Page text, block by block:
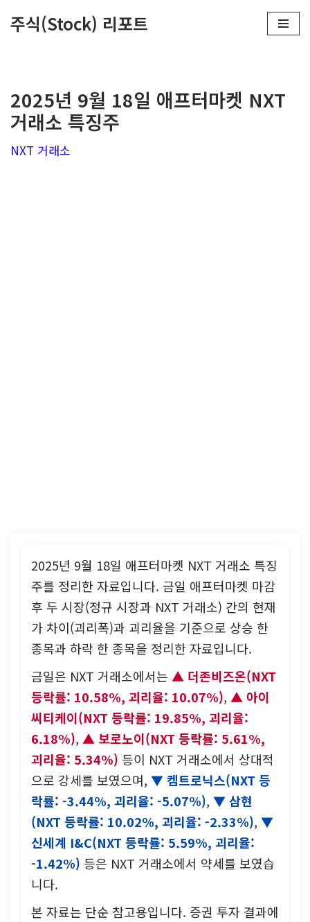
로
건
너
주식(Stock) 리포트
2025년 9월 18일 애프터마켓 NXT
거래소 특징주
NXT 거래소
2025년 9월 18일 애프터마켓 NXT 거래소 특징
주를 정리한 자료입니다. 금일 애프터마켓 마감
후 두 시장(정규 시장과 NXT 거래소) 간의 현재
가 차이(괴리폭)과 괴리율을 기준으로 상승 한
종목과 하락 한 종목을 정리한 자료입니다.
금일은 NXT 거래소에서는
더존비즈온(NXT
등락률: 10.58%, 괴리율: 10.07%),
아이
씨티케이(NXT 등락률: 19.85%, 괴리율:
6.18%),
보로노이(NXT 등락률: 5.61%,
괴리율: 5.34%) 등이 NXT 거래소에서 상대적
으로 강세를 보였으며,
켐트로닉스(NXT 등
락률: -3.44%, 괴리율: -5.07%),
삼현
(NXT 등락률: 10.02%, 괴리율: -2.33%),
신세계 I&C(NXT 등락률: 5.59%, 괴리율:
-1.42%) 등은 NXT 거래소에서 약세를 보였습
니다.
본 자료는 단순 참고용입니다. 증권 투자 결과에